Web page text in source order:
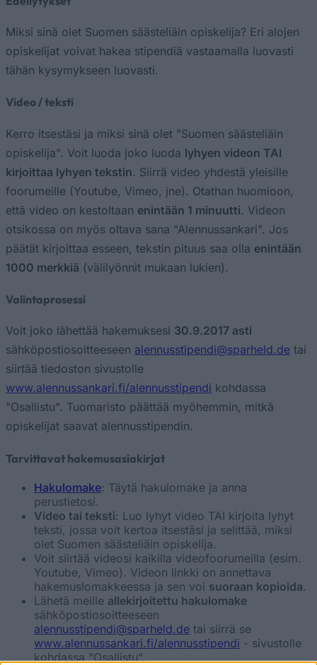
Miksi sinä olet Suomen säästeliäin opiskelija? Eri alojen
opiskelijat voivat hakea stipendiä vastaamalla luovasti
tähän kysymykseen luovasti.
Video / teksti
Kerro itsestäsi ja miksi sinä olet "Suomen säästeliäin
opiskelija". Voit luoda joko luoda lyhyen videon TAI
kirjoittaa lyhyen tekstin. Siirrä video yhdestä yleisille
foorumeille (Youtube, Vimeo, jne). Otathan huomioon,
että video on kestoltaan enintään 1 minuutti. Videon
otsikossa on myös oltava sana "Alennussankari". Jos
päätät kirjoittaa esseen, tekstin pituus saa olla enintään
1000 merkkiä (välilyönnit mukaan lukien).
Valintaprosessi
Voit joko lähettää hakemuksesi 30.9.2017 asti
sähköpostiosoitteeseen alennusstipendi@sparheld.de tai
siirtää tiedoston sivustolle
www.alennussankari.fi/alennusstipendi kohdassa
"Osallistu". Tuomaristo päättää myöhemmin, mitkä
opiskelijat saavat alennusstipendin.
Tarvittavat hakemusasiakirjat
Hakulomake: Täytä hakulomake ja anna
perustietosi.
Video tai teksti: Luo lyhyt video TAI kirjoita lyhyt
teksti, jossa voit kertoa itsestäsi ja selittää, miksi
olet Suomen säästeliäin opiskelija.
Voit siirtää videosi kaikilla videofoorumeilla (esim.
Youtube, Vimeo). Videon linkki on annettava
hakemuslomakkeessa ja sen voi suoraan kopioida.
Lähetä meille allekirjoitettu hakulomake
sähköpostiosoitteeseen
alennusstipendi@sparheld.de tai siirrä se
www.alennussankari.fi/alennusstipendi - sivustolle
kohdassa "Osallistu".